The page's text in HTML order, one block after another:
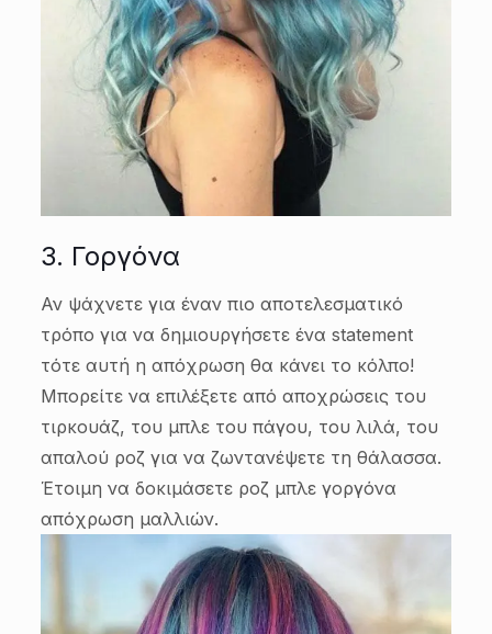
3. Γοργόνα
Αν ψάχνετε για έναν πιο αποτελεσματικό
τρόπο για να δημιουργήσετε ένα statement
τότε αυτή η απόχρωση θα κάνει το κόλπο!
Μπορείτε να επιλέξετε από αποχρώσεις του
τιρκουάζ, του μπλε του πάγου, του λιλά, του
απαλού ροζ για να ζωντανέψετε τη θάλασσα.
Έτοιμη να δοκιμάσετε ροζ μπλε γοργόνα
απόχρωση μαλλιών.